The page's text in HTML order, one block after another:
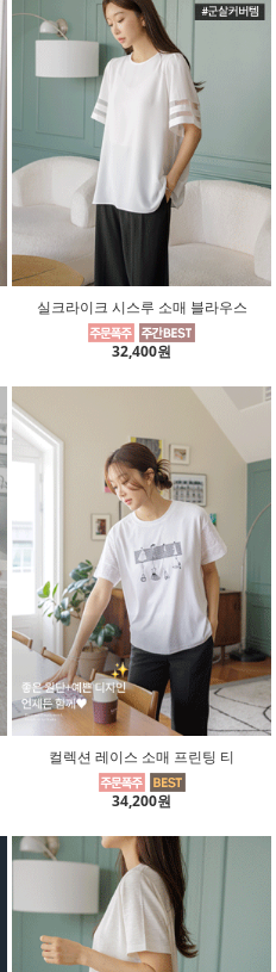
실크라이크 시스루 소매 블라우스
32,400원
컬렉션 레이스 소매 프린팅 티
34,200원